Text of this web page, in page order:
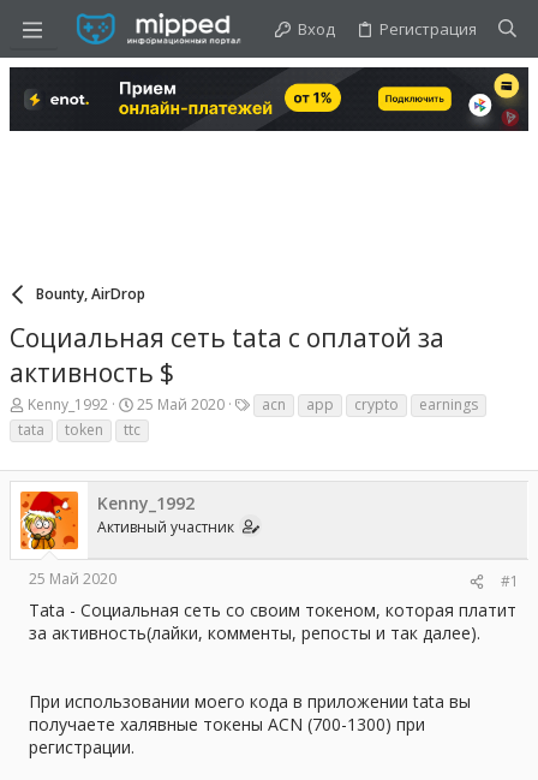
Вход Регистрация
Bounty, AirDrop
Социальная сеть tata с оплатой за
активность $
А
в
т
р
т
е
м
ы
Kenny_1992
Д
а
т
н
а
ч
а
л
25 Май 2020
Т
е
acn app crypto
earnings
tata
token ttc
Kenny_1992
Активный участник
25 Май 2020 #1
Tata - Социальная сеть со своим токеном, которая платит
за активность(лайки, комменты, репосты и так далее).
При использовании моего кода в приложении tata вы
получаете халявные токены ACN (700-1300) при
регистрации.